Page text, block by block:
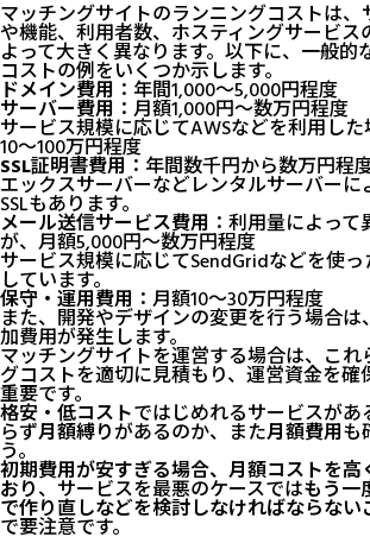
マッチングサイトのランニングコストは、
や機能、利用者数、ホスティングサービス
よって大きく異なります。以下に、一般的
コストの例をいくつか示します。
ドメイン費用 ：年間1,000〜5,000円程度
サーバー費用 ：月額1,000円〜数万円程度
サービス規模に応じてAWSなどを利用し
10〜100万円程度
SSL証明書費用 ：年間数千円から数万円程
エックスサーバーなどレンタルサーバーに
SSLもあります。
メール送信サービス費用 ：利用量によって
が、月額5,000円〜数万円程度
サービス規模に応じてSendGridなどを使
しています。
保守・運用費用 ：月額10〜30万円程度
また、開発やデザインの変更を行う場合は
加費用が発生します。
マッチングサイトを運営する場合は、これ
グコストを適切に見積もり、運営資金を確
重要です。
格安・低コストではじめれるサービスがあ
らず月額縛りがあるのか、また月額費用も
う。
初期費用が安すぎる場合、月額コストを高
おり、サービスを最悪のケースではもう一
で作り直しなどを検討しなければならない
で要注意です。